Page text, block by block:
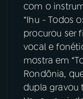
com o
“Ihu - Todos
procurou ser
vocal e
mostra em
Rondônia,
dupla gravou